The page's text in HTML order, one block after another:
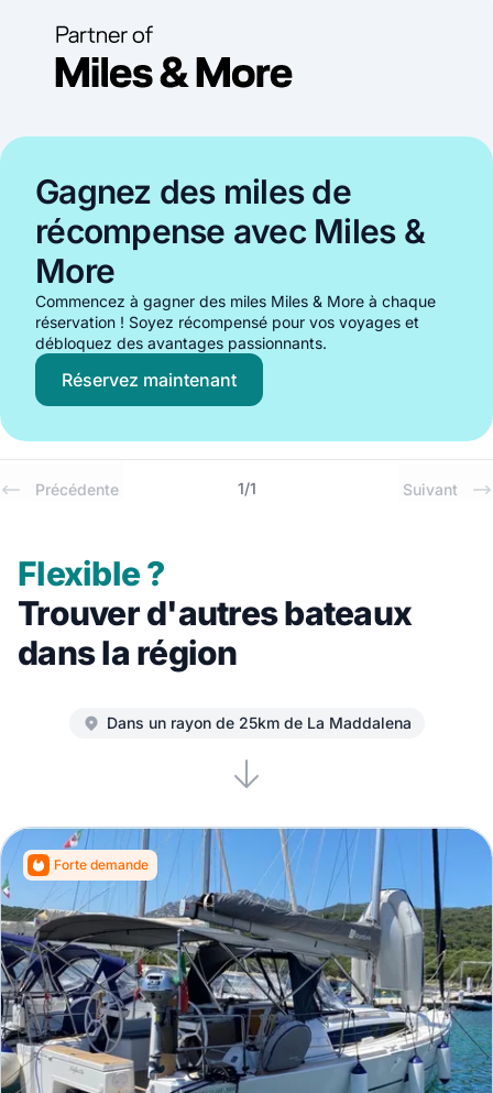
Gagnez des miles de
récompense avec Miles &
More
Commencez à gagner des miles Miles & More à chaque
réservation ! Soyez récompensé pour vos voyages et
débloquez des avantages passionnants.
Réservez maintenant
Précédente 1/1 Suivant
Flexible ?
Trouver d'autres bateaux
dans la région
Dans un rayon de 25km de La Maddalena
Forte demande